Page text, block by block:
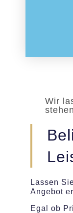
Wir
Lassen
Angebot
Egal ob